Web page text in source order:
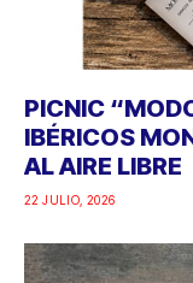
PICNIC
IBÉRICOS
AL AIRE LIBRE
22 JULIO, 2026